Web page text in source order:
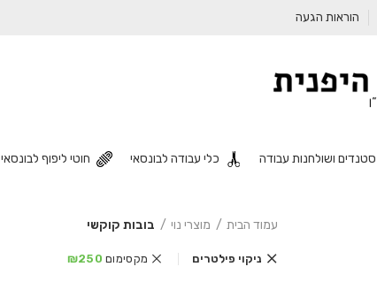
הוראות הגעה
סטנדים ושולחנות עבודה כלי עבודה לבונסאי חוטי ליפוף לבונסאי
עמוד הבית מוצרי נוי בובות קוקשי
ניקוי פילטרים מקסימום ₪250